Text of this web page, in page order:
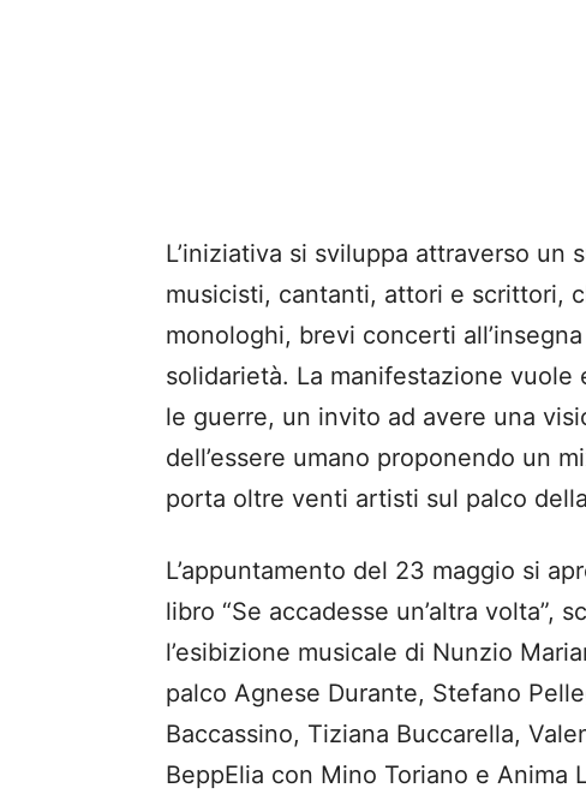
L’iniziativa si sviluppa attraverso un
musicisti, cantanti, attori e scrittori,
monologhi, brevi concerti
solidarietà. La manifestazione
le guerre, un invito ad avere una
dell’essere umano proponendo un
porta oltre venti artisti sul palco
L’appuntamento del 23 maggio si
libro “Se accadesse un’altra volta”,
l’esibizione musicale di Nunzio
palco Agnese Durante, Stefano
Baccassino, Tiziana Buccarella,
BeppElia con Mino Toriano e Anima